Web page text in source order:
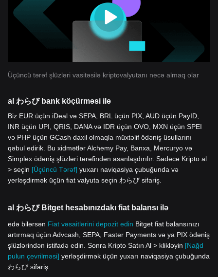
Üçüncü tərəf şlüzləri vasitəsilə kriptovalyutanı necə almaq olar
al わらび bank köçürməsi ilə
Biz EUR üçün iDeal və SEPA, BRL üçün PIX, AUD üçün PayID,
INR üçün UPI, QRIS, DANA və IDR üçün OVO, MXN üçün SPEI
və PHP üçün GCash daxil olmaqla müxtəlif ödəniş üsullarını
qəbul edirik. Bu xidmətlər Alchemy Pay, Banxa, Mercuryo və
Simplex ödəniş şlüzləri tərəfindən asanlaşdırılır. Sadəcə Kripto al
> seçin [Üçüncü Tərəf] yuxarı naviqasiya çubuğunda və
yerləşdirmək üçün fiat valyuta seçin わらび sifariş.
al わらび Bitget hesabınızdakı fiat balansı ilə
edə bilərsən Fiat vəsaitlərini depozit edin Bitget fiat balansınızı
artırmaq üçün Advcash, SEPA, Faster Payments və ya PIX ödəniş
şlüzlərindən istifadə edin. Sonra Kripto Satın Al > klikləyin [Nağd
pulun çevrilməsi] yerləşdirmək üçün yuxarı naviqasiya çubuğunda
わらび sifariş.